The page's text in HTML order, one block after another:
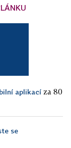
aplikací za 80
se